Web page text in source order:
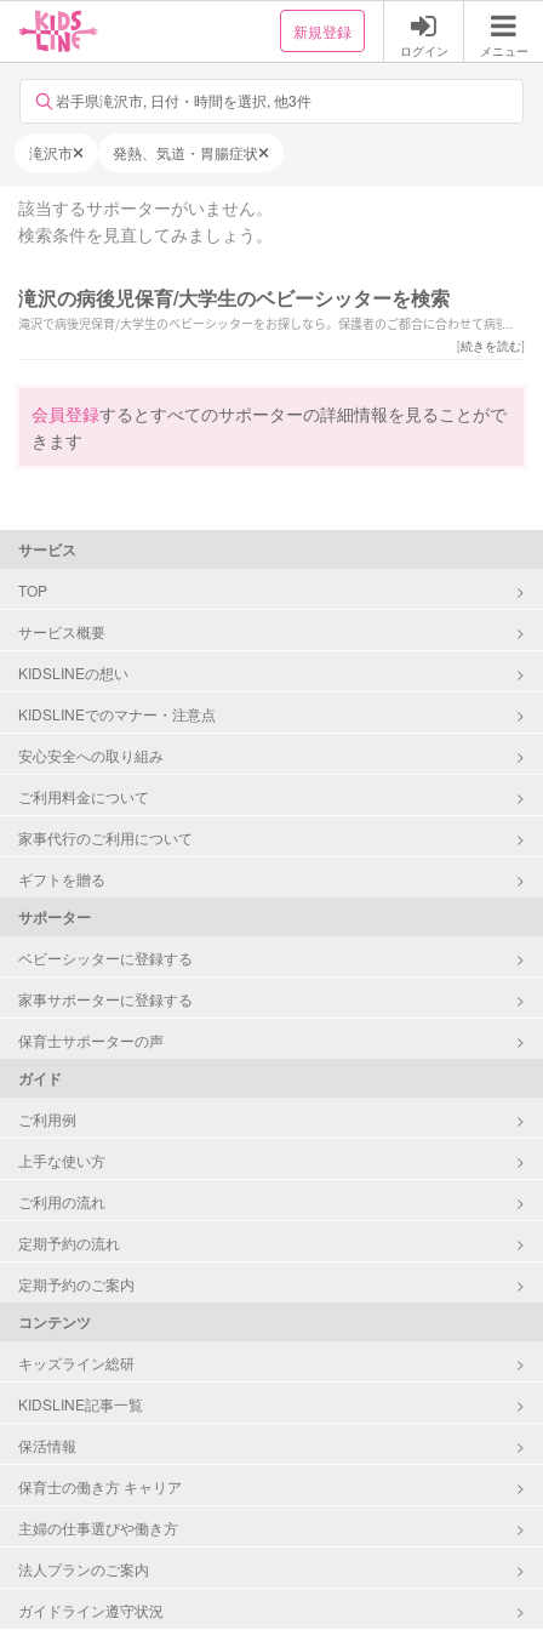
新規登録
ログイン メニュー
岩手県滝沢市, 日付・時間を選択, 他3件
滝沢市 発熱、気道・胃腸症状
該当するサポーターがいません。
検索条件を見直してみましょう。
滝沢の病後児保育/大学生のベビーシッターを検索
滝沢で病後児保育/大学生のベビーシッターをお探しなら。保護者のご都合に合わせて病後の
[続きを読む]
会員登録するとすべてのサポーターの詳細情報を見ることがで
きます
サービス
TOP
サービス概要
KIDSLINEの想い
KIDSLINEでのマナー・注意点
安心安全への取り組み
ご利用料金について
家事代行のご利用について
ギフトを贈る
サポーター
ベビーシッターに登録する
家事サポーターに登録する
保育士サポーターの声
ガイド
ご利用例
上手な使い方
ご利用の流れ
定期予約の流れ
定期予約のご案内
コンテンツ
キッズライン総研
KIDSLINE記事一覧
保活情報
保育士の働き方 キャリア
主婦の仕事選びや働き方
法人プランのご案内
ガイドライン遵守状況